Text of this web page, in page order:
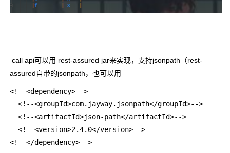
call api可以用 rest-assured jar来实现，支持jsonpath（rest-
assured自带的jsonpath，也可以用
<!--<dependency>-->
  <!--<groupId>com.jayway.jsonpath</groupId>-->
  <!--<artifactId>json-path</artifactId>-->
  <!--<version>2.4.0</version>-->
<!--</dependency>-->